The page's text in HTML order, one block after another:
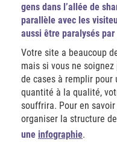
gens dans l’allée de
parallèle avec les
aussi être paralysés
Votre site a beaucoup
mais si vous ne
de cases à remplir
quantité à la qualité,
souffrira. Pour en
organiser la structure
une infographie.